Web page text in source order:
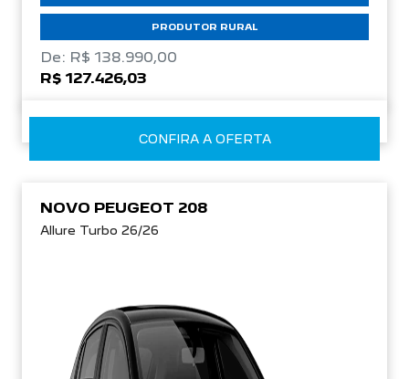
PRODUTOR RURAL
De: R$ 138.990,00
R$ 127.426,03
CONFIRA A OFERTA
NOVO PEUGEOT 208
Allure Turbo 26/26